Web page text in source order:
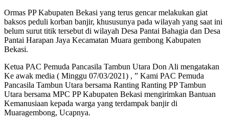
Ormas PP Kabupaten Bekasi yang terus gencar melakukan giat
baksos peduli korban banjir, khususunya pada wilayah yang saat ini
belum surut titik tersebut di wilayah Desa Pantai Bahagia dan Desa
Pantai Harapan Jaya Kecamatan Muara gembong Kabupaten
Bekasi.
Ketua PAC Pemuda Pancasila Tambun Utara Don Ali mengatakan
Ke awak media ( Minggu 07/03/2021) , ” Kami PAC Pemuda
Pancasila Tambun Utara bersama Ranting Ranting PP Tambun
Utara bersama MPC PP Kabupaten Bekasi mengirimkan Bantuan
Kemanusiaan kepada warga yang terdampak banjir di
Muaragembong, Ucapnya.